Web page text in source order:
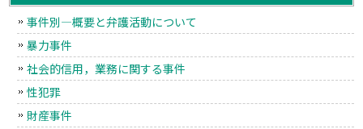
事件別―概要と弁護活動について
暴力事件
社会的信用，業務に関する事件
性犯罪
財産事件